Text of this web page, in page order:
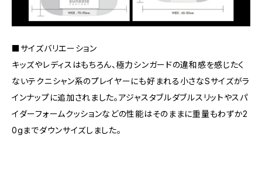
■サイズバリエーション
キッズやレディスはもちろん、極力シンガードの違和感を感じたく
ないテクニシャン系のプレイヤーにも好まれる小さなSサイズがラ
インナップに追加されました。アジャスタブルダブルスリットやスパ
イダーフォームクッションなどの性能はそのままに重量もわずか2
0gまでダウンサイズしました。